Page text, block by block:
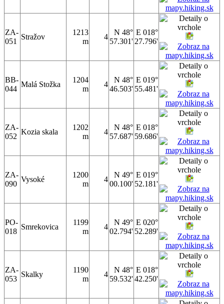
ZA-
051
Stražov
1213
m
4
N 48°
57.301'
E 018°
27.796'
BB-
044
Malá Stožka
1204
m
4
N 48°
46.503'
E 019°
55.481'
ZA-
052
Kozia skala
1202
m
4
N 48°
57.687'
E 018°
59.686'
ZA-
090
Vysoké
1200
m
4
N 49°
00.100'
E 019°
52.181'
PO-
018
Smrekovica
1199
m
4
N 49°
02.794'
E 020°
52.289'
ZA-
053
Skalky
1190
m
4
N 48°
59.532'
E 018°
42.250'